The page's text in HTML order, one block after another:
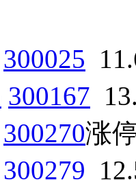
300025
300167
300270涨
300279